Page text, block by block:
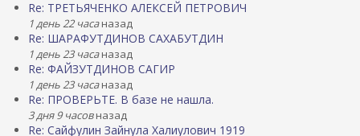
Re: ТРЕТЬЯЧЕНКО АЛЕКСЕЙ ПЕТРОВИЧ
1 день 22 часаназад
Re: ШАРАФУТДИНОВ САХАБУТДИН
1 день 23 часаназад
Re: ФАЙЗУТДИНОВ САГИР
1 день 23 часаназад
Re: ПРОВЕРЬТЕ. В базе не нашла.
3 дня 9 часовназад
Re: Сайфулин Зайнула Халиулович 1919